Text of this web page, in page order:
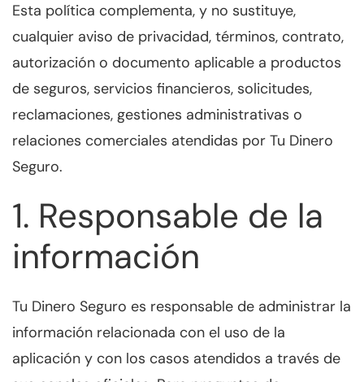
Esta política complementa, y no sustituye,
cualquier aviso de privacidad, términos, contrato,
autorización o documento aplicable a productos
de seguros, servicios financieros, solicitudes,
reclamaciones, gestiones administrativas o
relaciones comerciales atendidas por Tu Dinero
Seguro.
1. Responsable de la
información
Tu Dinero Seguro es responsable de administrar la
información relacionada con el uso de la
aplicación y con los casos atendidos a través de